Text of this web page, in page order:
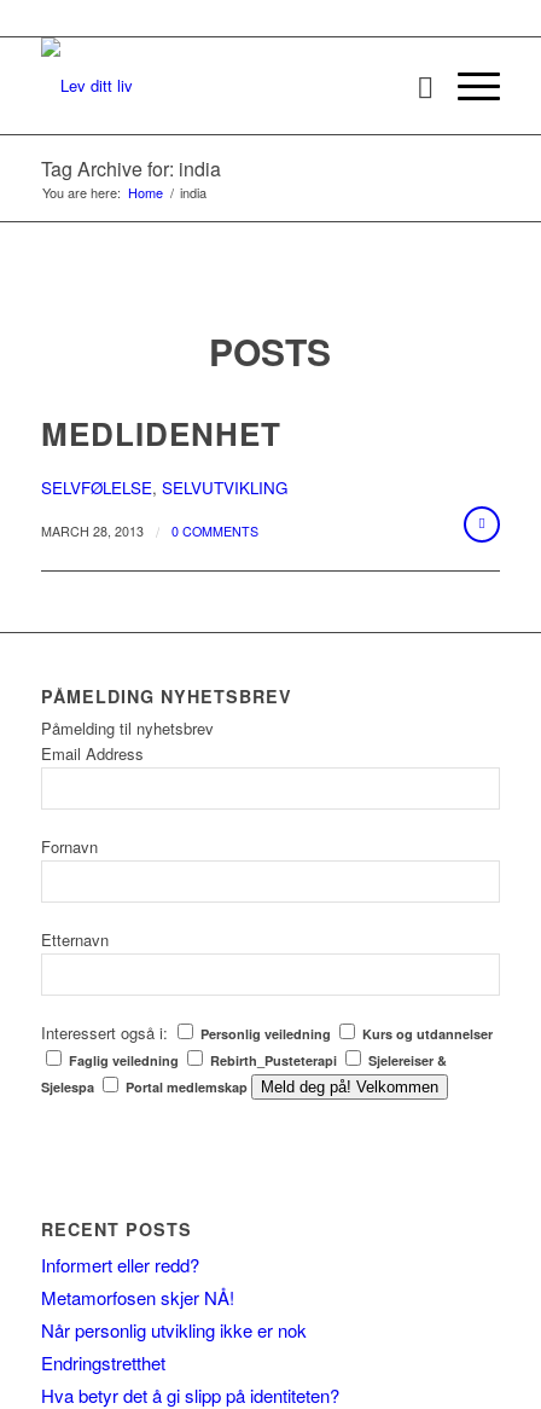
Tag Archive for: india
You are here: Home / india
POSTS
MEDLIDENHET
SELVFØLELSE, SELVUTVIKLING
MARCH 28, 2013 / 0 COMMENTS
PÅMELDING NYHETSBREV
Påmelding til nyhetsbrev
Email Address
Fornavn
Etternavn
Interessert også i: Personlig veiledning
Kurs og utdannelser
Faglig veiledning
Rebirth_Pusteterapi
Sjelereiser &
Sjelespa
Portal medlemskap Meld deg på! Velkommen
RECENT POSTS
Informert eller redd?
Metamorfosen skjer NÅ!
Når personlig utvikling ikke er nok
Endringstretthet
Hva betyr det å gi slipp på identiteten?